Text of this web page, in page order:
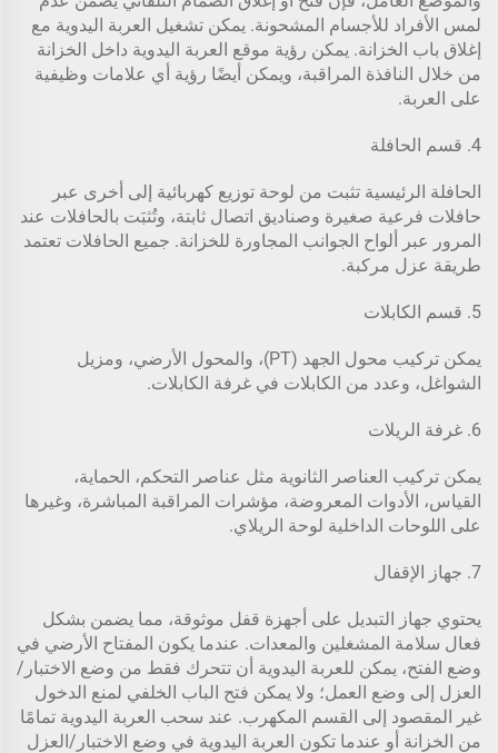
لمس الأفراد للأجسام المشحونة. يمكن تشغيل العربة اليدوية مع
إغلاق باب الخزانة. يمكن رؤية موقع العربة اليدوية داخل الخزانة
من خلال النافذة المراقبة، ويمكن أيضًا رؤية أي علامات وظيفية
على العربة.
4. قسم الحافلة
الحافلة الرئيسية تثبت من لوحة توزيع كهربائية إلى أخرى عبر
حافلات فرعية صغيرة وصناديق اتصال ثابتة، وتُثبَت بالحافلات عند
المرور عبر ألواح الجوانب المجاورة للخزانة. جميع الحافلات تعتمد
طريقة عزل مركبة.
5. قسم الكابلات
يمكن تركيب محول الجهد (PT)، والمحول الأرضي، ومزيل
الشواغل، وعدد من الكابلات في غرفة الكابلات.
6. غرفة الريلات
يمكن تركيب العناصر الثانوية مثل عناصر التحكم، الحماية،
القياس، الأدوات المعروضة، مؤشرات المراقبة المباشرة، وغيرها
على اللوحات الداخلية لوحة الريلاي.
7. جهاز الإقفال
يحتوي جهاز التبديل على أجهزة قفل موثوقة، مما يضمن بشكل
فعال سلامة المشغلين والمعدات. عندما يكون المفتاح الأرضي في
وضع الفتح، يمكن للعربة اليدوية أن تتحرك فقط من وضع الاختبار/
العزل إلى وضع العمل؛ ولا يمكن فتح الباب الخلفي لمنع الدخول
غير المقصود إلى القسم المكهرب. عند سحب العربة اليدوية تمامًا
من الخزانة أو عندما تكون العربة اليدوية في وضع الاختبار/العزل